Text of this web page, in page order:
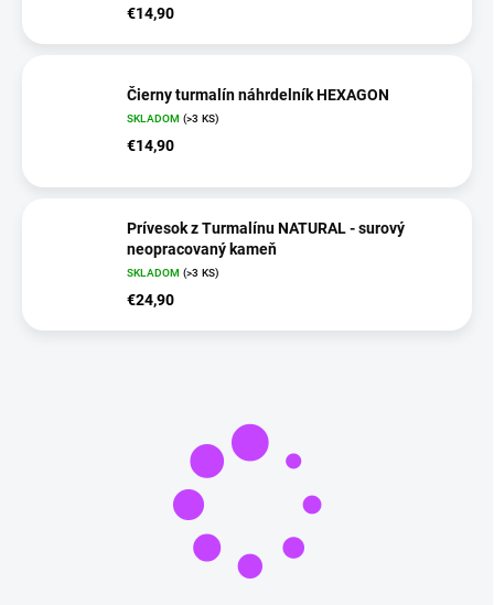
€14,90
Čierny turmalín náhrdelník HEXAGON
SKLADOM (>3 KS)
€14,90
Prívesok z Turmalínu NATURAL - surový
neopracovaný kameň
SKLADOM (>3 KS)
€24,90